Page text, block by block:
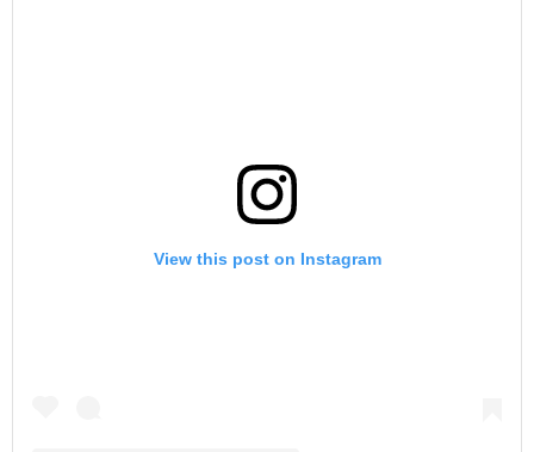
View this post on Instagram